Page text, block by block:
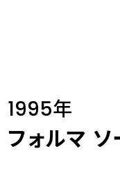
1995年
フォルマ